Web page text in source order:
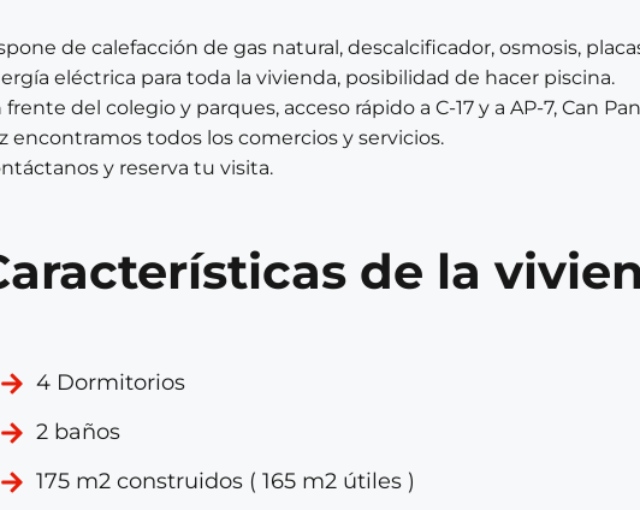
de calefacción de gas natural, descalcificador, osmosis,
eléctrica para toda la vivienda, posibilidad de hacer piscina.
frente del colegio y parques, acceso rápido a C-17 y a AP-7, Can
encontramos todos los comercios y servicios.
y reserva tu visita.
de la
4 Dormitorios
2 baños
175 m2 construidos ( 165 m2 útiles )